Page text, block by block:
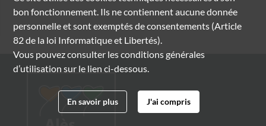
bon fonctionnement. Ils ne contiennent aucune donnée
personnelle et sont exemptés de consentements (Article
82 de la loi Informatique et Libertés).
Vous pouvez consulter les conditions générales
d’utilisation sur le lien ci-dessous.
En savoir plus J'ai compris